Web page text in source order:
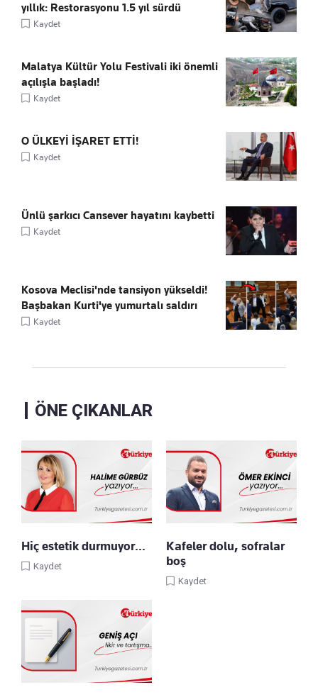
yıllık: Restorasyonu 1.5 yıl sürdü
Kaydet
Malatya Kültür Yolu Festivali iki önemli
açılışla başladı!
Kaydet
O ÜLKEYİ İŞARET ETTİ!
Kaydet
Ünlü şarkıcı Cansever hayatını kaybetti
Kaydet
Kosova Meclisi'nde tansiyon yükseldi!
Başbakan Kurti'ye yumurtalı saldırı
Kaydet
ÖNE ÇIKANLAR
Hiç estetik durmuyor…
Kaydet
Kafeler dolu, sofralar
boş
Kaydet